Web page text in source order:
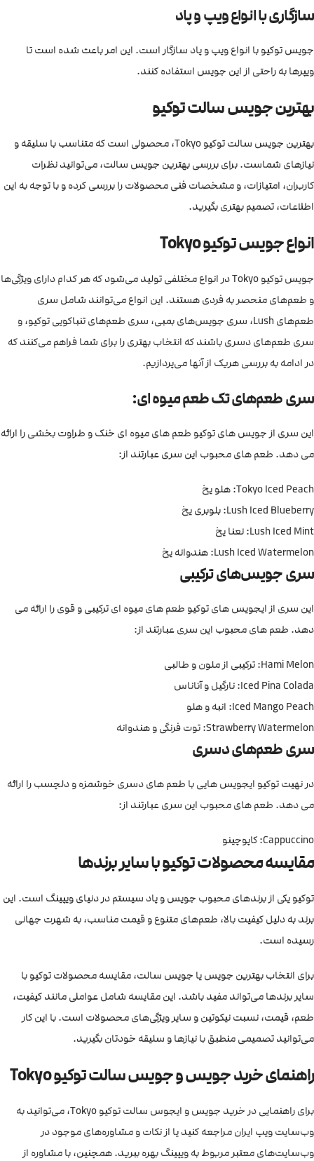
سازگاری با انواع ویپ و پاد
جویس توکیو با انواع ویپ و پاد سازگار است. این امر باعث شده است تا
ویپرها به راحتی از این جویس استفاده کنند.
بهترین جویس سالت توکیو
بهترین جویس سالت توکیو Tokyo، محصولی است که متناسب با سلیقه و
نیازهای شماست. برای بررسی بهترین جویس سالت، می‌توانید نظرات
کاربران، امتیازات، و مشخصات فنی محصولات را بررسی کرده و با توجه به این
اطلاعات، تصمیم بهتری بگیرید.
انواع جویس توکیو Tokyo
جویس توکیو Tokyo در انواع مختلفی تولید می‌شود که هر کدام دارای ویژگی‌ها
و طعم‌های منحصر به فردی هستند. این انواع می‌توانند شامل سری
طعم‌های Lush، سری جویس‌های بمبی، سری طعم‌های تنباکویی توکیو، و
سری طعم‌های دسری باشند که انتخاب بهتری را برای شما فراهم می‌کنند که
در ادامه به بررسی هریک از آنها می‌پردازیم.
سری طعم‌های تک طعم میوه ای:
این سری از جویس های توکیو طعم های میوه ای خنک و طراوت بخشی را ارائه
می دهد. طعم های محبوب این سری عبارتند از:
Tokyo Iced Peach: هلو یخ
Lush Iced Blueberry: بلوبری یخ
Lush Iced Mint: نعنا یخ
Lush Iced Watermelon: هندوانه یخ
سری جویس‌های ترکیبی
این سری از ایجویس های توکیو طعم های میوه ای ترکیبی و قوی را ارائه می
دهد. طعم های محبوب این سری عبارتند از:
Hami Melon: ترکیبی از ملون و طالبی
Iced Pina Colada: نارگیل و آناناس
Iced Mango Peach: انبه و هلو
Strawberry Watermelon: توت فرنگی و هندوانه
سری طعم‌های دسری
در نهیت توکیو ایجویس هایی با طعم های دسری خوشمزه و دلچسب را ارائه
می دهد. طعم های محبوب این سری عبارتند از:
Cappuccino: کاپوچینو
مقایسه محصولات توکیو با سایر برندها
توکیو یکی از برندهای محبوب جویس و پاد سیستم در دنیای ویپینگ است. این
برند به دلیل کیفیت بالا، طعم‌های متنوع و قیمت مناسب، به شهرت جهانی
رسیده است.
برای انتخاب بهترین جویس یا جویس سالت، مقایسه محصولات توکیو با
سایر برندها می‌تواند مفید باشد. این مقایسه شامل عواملی مانند کیفیت،
طعم، قیمت، نسبت نیکوتین و سایر ویژگی‌های محصولات است. با این کار
می‌توانید تصمیمی منطبق با نیازها و سلیقه خودتان بگیرید.
راهنمای خرید جویس و جویس سالت توکیو Tokyo
برای راهنمایی در خرید جویس و ایجوس سالت توکیو Tokyo، می‌توانید به
وب‌سایت ویپ ایران مراجعه کنید یا از نکات و مشاوره‌های موجود در
وب‌سایت‌های معتبر مربوط به ویپینگ بهره ببرید. همچنین، با مشاوره از